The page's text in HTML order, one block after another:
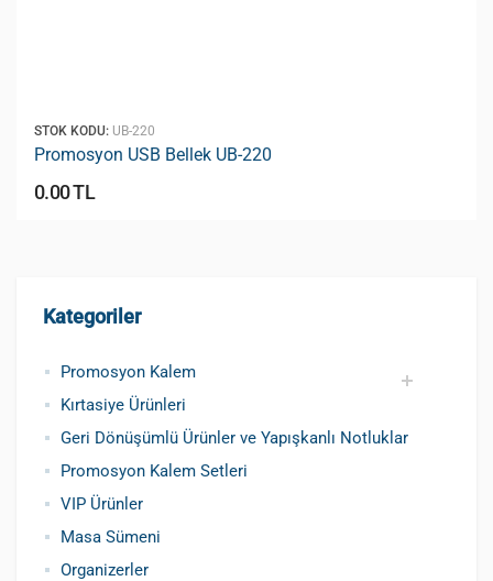
Kategoriler
Promosyon Kalem
Promosyon Metal Kalem
Promosyon Roller Kalem
Promosyon Dokunmatik Kalem
Promosyon Plastik Kalem
Geri Dönüşümlü ve Tohumlu Kalemler
Promosyon Fosforlu Kalem
Kursun Kalemler
Kırtasiye Ürünleri
Geri Dönüşümlü Ürünler ve Yapışkanlı Notluklar
Promosyon Kalem Setleri
VIP Ürünler
Masa Sümeni
Organizerler
STOK KODU: UB-220
Promosyon USB Bellek UB-220
0.00 TL